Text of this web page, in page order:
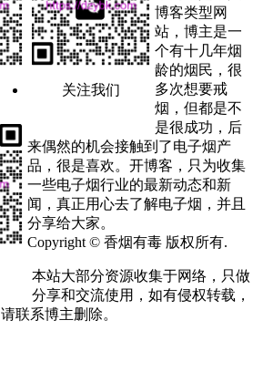
关注我们
博客类型网
站，博主是一
个有十几年烟
龄的烟民，很
多次想要戒
烟，但都是不
是很成功，后
来偶然的机会接触到了电子烟产
品，很是喜欢。开博客，只为收集
一些电子烟行业的最新动态和新
闻，真正用心去了解电子烟，并且
分享给大家。
Copyright © 香烟有毒 版权所有.
本站大部分资源收集于网络，只做
分享和交流使用，如有侵权转载，
请联系博主删除。